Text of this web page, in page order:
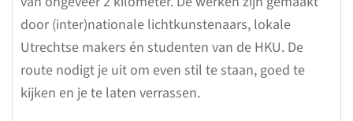
door (inter)nationale lichtkunstenaars, lokale
Utrechtse makers én studenten van de HKU. De
route nodigt je uit om even stil te staan, goed te
kijken en je te laten verrassen.